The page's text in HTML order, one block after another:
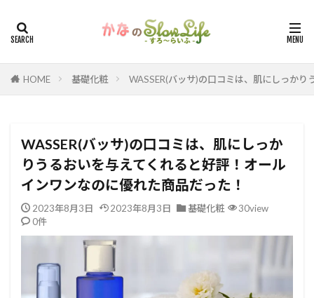
HOME 基礎化粧 WASSER(バッサ)の口コミは、肌にしっか
WASSER(バッサ)の口コミは、肌にしっか
りうるおいを与えてくれると好評！オール
インワンなのに優れた商品だった！
2023年8月3日 2023年8月3日 基礎化粧
30view
0件